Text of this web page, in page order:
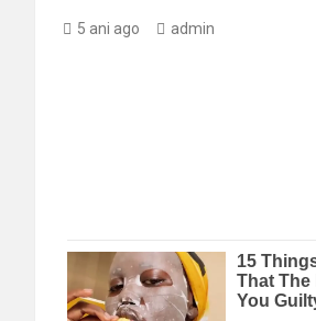
5 ani ago admin